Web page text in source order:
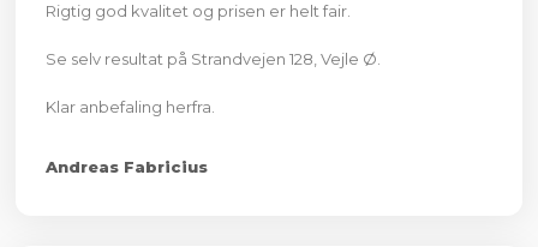
Rigtig god kvalitet og prisen er helt fair.
Se selv resultat på Strandvejen 128, Vejle Ø.
Klar anbefaling herfra.​
​Andreas Fabricius